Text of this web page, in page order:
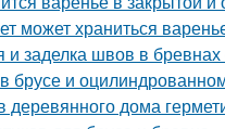
может храниться
и заделка швов в бревнах
брусе и
деревянного дома